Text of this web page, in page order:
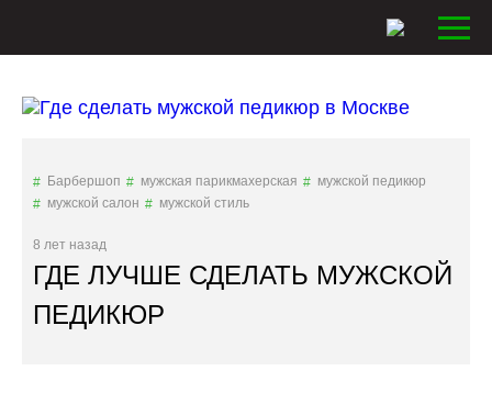
Барбершоп мужская парикмахерская
мужской педикюр
мужской салон
мужской стиль
8 лет назад
ГДЕ ЛУЧШЕ СДЕЛАТЬ МУЖСКОЙ
ПЕДИКЮР